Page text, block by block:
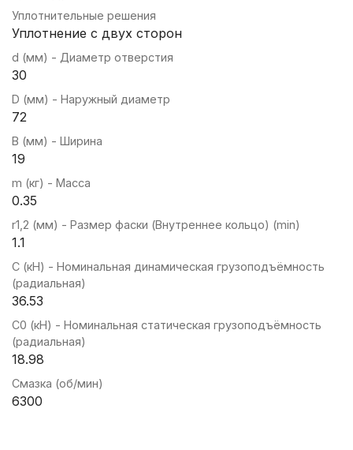
Уплотнительные решения
Уплотнение с двух сторон
d (мм) - Диаметр отверстия
30
D (мм) - Наружный диаметр
72
B (мм) - Ширина
19
m (кг) - Масса
0.35
r1,2 (мм) - Размер фаски (Внутреннее кольцо) (min)
1.1
C (кН) - Номинальная динамическая грузоподъёмность
(радиальная)
36.53
C0 (кН) - Номинальная статическая грузоподъёмность
(радиальная)
18.98
Смазка (об/мин)
6300